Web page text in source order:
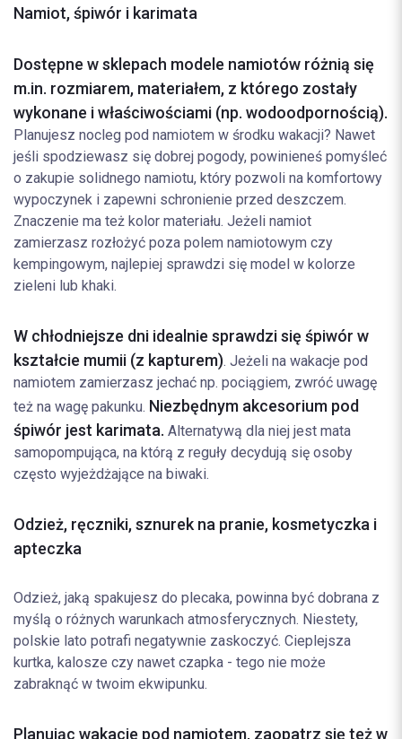
Namiot, śpiwór i karimata
Dostępne w sklepach modele namiotów różnią się
m.in. rozmiarem, materiałem, z którego zostały
wykonane i właściwościami (np. wodoodpornością).
Planujesz nocleg pod namiotem w środku wakacji? Nawet
jeśli spodziewasz się dobrej pogody, powinieneś pomyśleć
o zakupie solidnego namiotu, który pozwoli na komfortowy
wypoczynek i zapewni schronienie przed deszczem.
Znaczenie ma też kolor materiału. Jeżeli namiot
zamierzasz rozłożyć poza polem namiotowym czy
kempingowym, najlepiej sprawdzi się model w kolorze
zieleni lub khaki.
W chłodniejsze dni idealnie sprawdzi się śpiwór w
kształcie mumii (z kapturem). Jeżeli na wakacje pod
namiotem zamierzasz jechać np. pociągiem, zwróć uwagę
też na wagę pakunku. Niezbędnym akcesorium pod
śpiwór jest karimata. Alternatywą dla niej jest mata
samopompująca, na którą z reguły decydują się osoby
często wyjeżdżające na biwaki.
Odzież, ręczniki, sznurek na pranie, kosmetyczka i
apteczka
Odzież, jaką spakujesz do plecaka, powinna być dobrana z
myślą o różnych warunkach atmosferycznych. Niestety,
polskie lato potrafi negatywnie zaskoczyć. Cieplejsza
kurtka, kalosze czy nawet czapka - tego nie może
zabraknąć w twoim ekwipunku.
Planując wakacje pod namiotem, zaopatrz się też w